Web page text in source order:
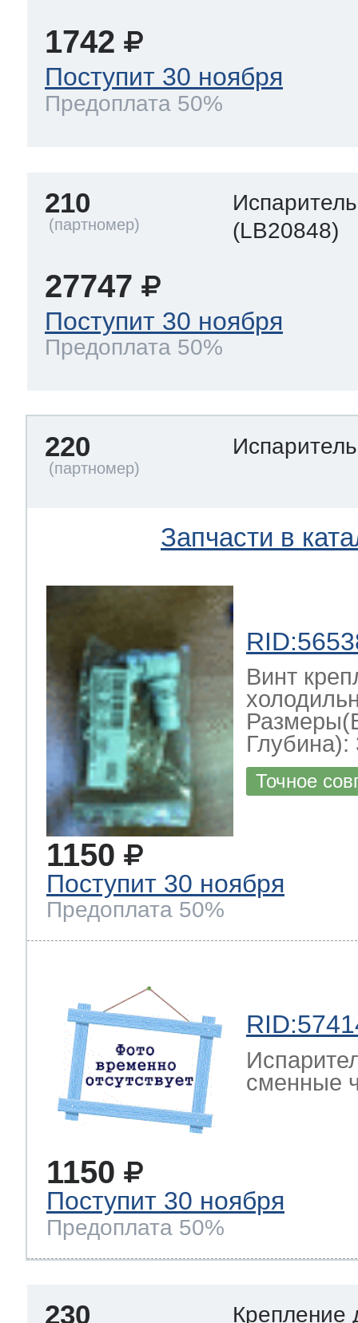
1742
Поступит 30 ноября
Предоплата 50%
210
(LB20848)
27747
Поступит 30 ноября
Предоплата 50%
220
Запчасти в
Винт
Глубина):
Точное
1150
Поступит 30 ноября
Предоплата 50%
сменные
1150
Поступит 30 ноября
Предоплата 50%
230 Крепление